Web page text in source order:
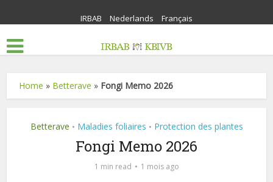
IRBAB Nederlands Français
Home » Betterave » Fongi Memo 2026
Betterave • Maladies foliaires • Protection des plantes
Fongi Memo 2026
1 min read 1 mois ago